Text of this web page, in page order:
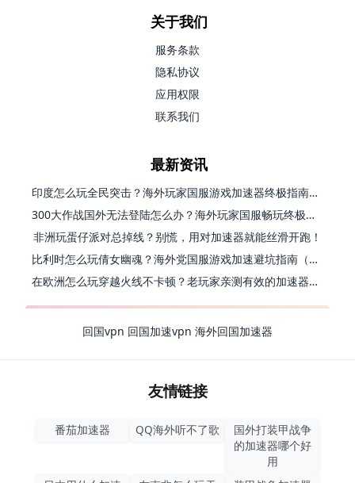
关于我们
服务条款
隐私协议
应用权限
联系我们
最新资讯
印度怎么玩全民突击？海外玩家国服游戏加速器终极指南（附原神延迟优化+精灵之境加速器选择）
300大作战国外无法登陆怎么办？海外玩家国服畅玩终极指南（附实测推荐）
非洲玩蛋仔派对总掉线？别慌，用对加速器就能丝滑开跑！
比利时怎么玩倩女幽魂？海外党国服游戏加速避坑指南（附实测推荐）
在欧洲怎么玩穿越火线不卡顿？老玩家亲测有效的加速器选择指南
回国vpn 回国加速vpn 海外回国加速器
友情链接
番茄加速器 QQ海外听不了歌
国外打装甲战争
的加速器哪个好
用